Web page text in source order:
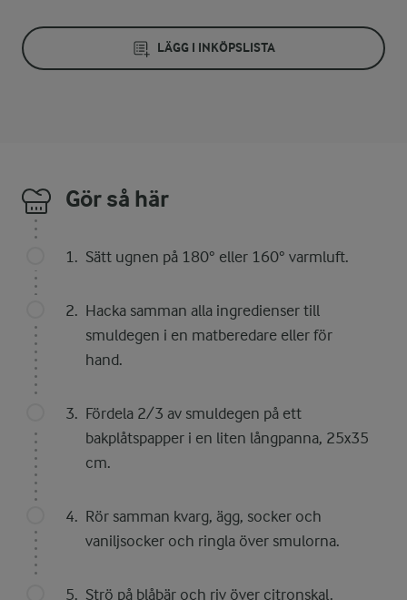
LÄGG I INKÖPSLISTA
Gör så här
Sätt ugnen på 180° eller 160° varmluft.
Hacka samman alla ingredienser till
smuldegen i en matberedare eller för
hand.
Fördela 2/3 av smuldegen på ett
bakplåtspapper i en liten långpanna, 25x35
cm.
Rör samman kvarg, ägg, socker och
vaniljsocker och ringla över smulorna.
Strö på blåbär och riv över citronskal.